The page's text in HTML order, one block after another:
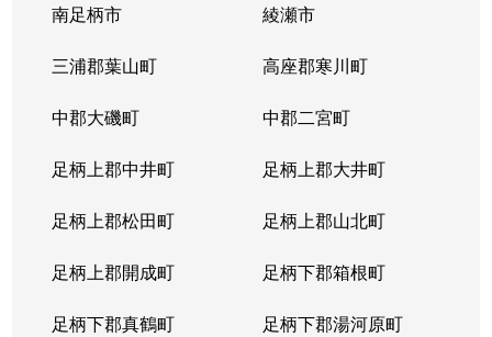
南足柄市 綾瀬市
三浦郡葉山町 高座郡寒川町
中郡大磯町 中郡二宮町
足柄上郡中井町 足柄上郡大井町
足柄上郡松田町 足柄上郡山北町
足柄上郡開成町 足柄下郡箱根町
足柄下郡真鶴町 足柄下郡湯河原町